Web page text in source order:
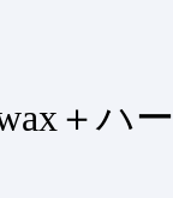
＋ハ